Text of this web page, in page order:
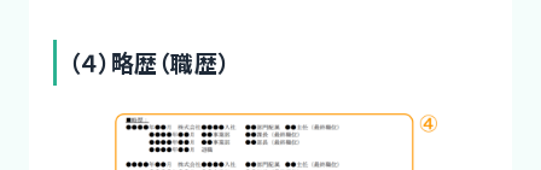
（４）略歴（職歴）